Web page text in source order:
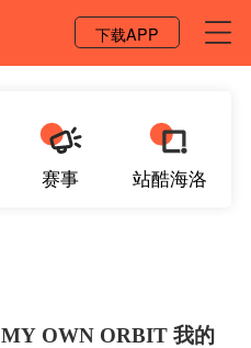
下载APP
赛事 站酷海洛
MY OWN ORBIT 我的